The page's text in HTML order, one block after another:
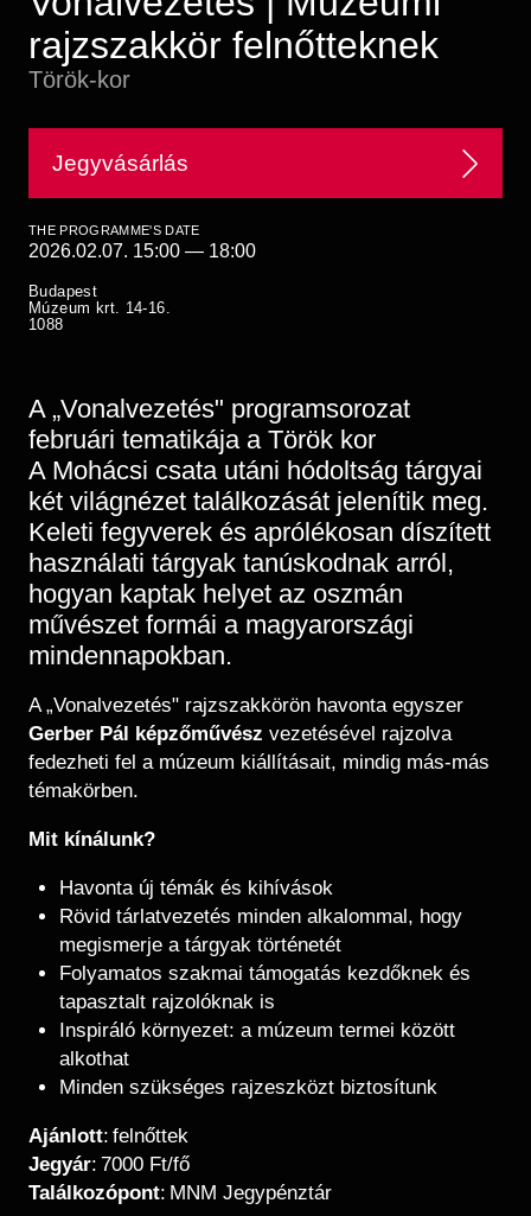
Historical Photo Department
Coins Collection
Central Archive
rajzszakkör felnőtteknek
Török-kor
Jegyvásárlás
THE PROGRAMME'S DATE
2026.02.07. 15:00 — 18:00
Budapest
Múzeum krt. 14-16.
1088
A „Vonalvezetés" programsorozat
februári tematikája a Török kor
A Mohácsi csata utáni hódoltság tárgyai
két világnézet találkozását jelenítik meg.
Keleti fegyverek és aprólékosan díszített
használati tárgyak tanúskodnak arról,
hogyan kaptak helyet az oszmán
művészet formái a magyarországi
mindennapokban.
A „Vonalvezetés" rajzszakkörön havonta egyszer
Gerber Pál képzőművész vezetésével rajzolva
fedezheti fel a múzeum kiállításait, mindig más-más
témakörben.
Mit kínálunk?
Havonta új témák és kihívások
Rövid tárlatvezetés minden alkalommal, hogy
megismerje a tárgyak történetét
Folyamatos szakmai támogatás kezdőknek és
tapasztalt rajzolóknak is
Inspiráló környezet: a múzeum termei között
alkothat
Minden szükséges rajzeszközt biztosítunk
Ajánlott: felnőttek
Jegyár: 7000 Ft/fő
Találkozópont: MNM Jegypénztár